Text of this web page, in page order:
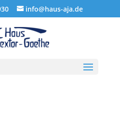
info@haus-aja.de